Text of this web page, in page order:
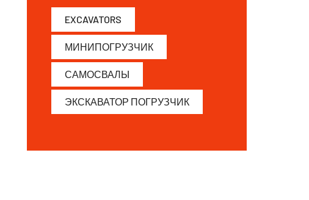
EXCAVATORS
МИНИПОГРУЗЧИК
САМОСВАЛЫ
ЭКСКАВАТОР ПОГРУЗЧИК